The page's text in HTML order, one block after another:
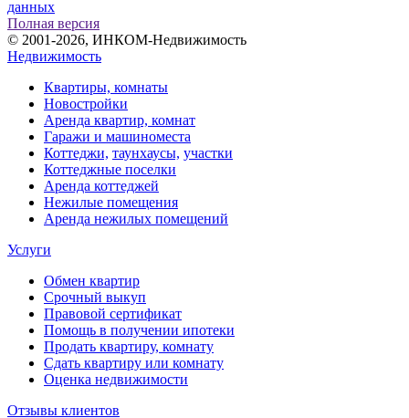
данных
Полная версия
© 2001-2026, ИНКОМ-Недвижимость
Недвижимость
Квартиры, комнаты
Новостройки
Аренда квартир, комнат
Гаражи и машиноместа
Коттеджи, таунхаусы, участки
Коттеджные поселки
Аренда коттеджей
Нежилые помещения
Аренда нежилых помещений
Услуги
Обмен квартир
Срочный выкуп
Правовой сертификат
Помощь в получении ипотеки
Продать квартиру, комнату
Сдать квартиру или комнату
Оценка недвижимости
Отзывы клиентов